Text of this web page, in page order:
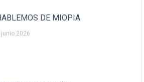
DE MIOPIA
junio 2026